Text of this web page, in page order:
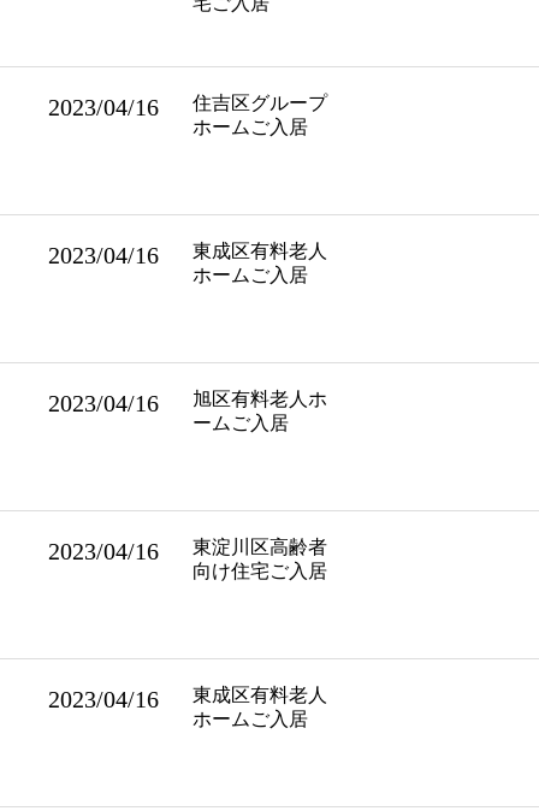
2023/04/16
住吉区グループ
ホームご入居
2023/04/16
東成区有料老人
ホームご入居
2023/04/16
旭区有料老人ホ
ームご入居
2023/04/16
東淀川区高齢者
向け住宅ご入居
2023/04/16
東成区有料老人
ホームご入居